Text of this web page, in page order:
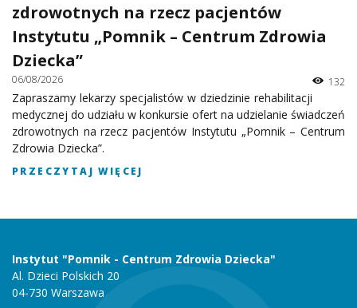
zdrowotnych na rzecz pacjentów
Instytutu „Pomnik – Centrum Zdrowia
Dziecka”
06/08/2026 132
Zapraszamy lekarzy specjalistów w dziedzinie rehabilitacji
medycznej do udziału w konkursie ofert na udzielanie świadczeń
zdrowotnych na rzecz pacjentów Instytutu „Pomnik – Centrum
Zdrowia Dziecka”.
PRZECZYTAJ WIĘCEJ
Instytut "Pomnik - Centrum Zdrowia Dziecka"
Al. Dzieci Polskich 20
04-730 Warszawa